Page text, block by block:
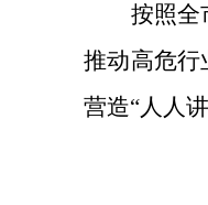
按照全
推动高危行
营造“人人